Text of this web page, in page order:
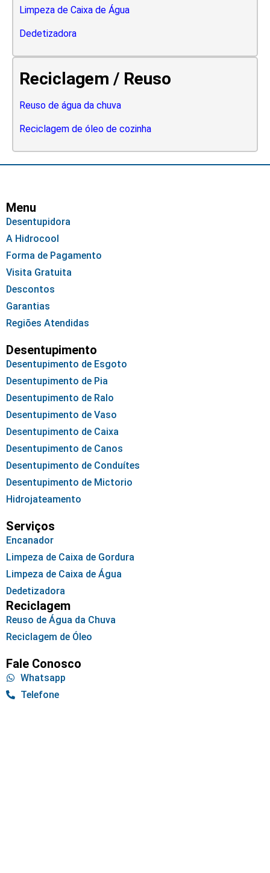
Limpeza de Caixa de Água
Dedetizadora
Reciclagem / Reuso
Reuso de água da chuva
Reciclagem de óleo de cozinha
Menu
Desentupidora
A Hidrocool
Forma de Pagamento
Visita Gratuita
Descontos
Garantias
Regiões Atendidas
Desentupimento
Desentupimento de Esgoto
Desentupimento de Pia
Desentupimento de Ralo
Desentupimento de Vaso
Desentupimento de Caixa
Desentupimento de Canos
Desentupimento de Conduítes
Desentupimento de Mictorio
Hidrojateamento
Serviços
Encanador
Limpeza de Caixa de Gordura
Limpeza de Caixa de Água
Dedetizadora
Reciclagem
Reuso de Água da Chuva
Reciclagem de Óleo
Fale Conosco
Whatsapp
Telefone